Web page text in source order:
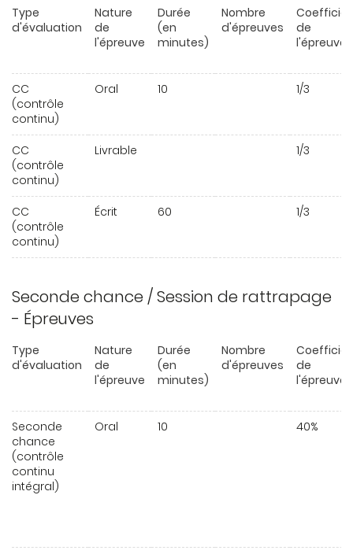
Type
d'évaluation
Nature
de
l'épreuve
Durée
(en
minutes)
Nombre
d'épreuves
de
l'épreuve
CC
(contrôle
continu)
Oral 10 1/3
CC
(contrôle
continu)
Livrable 1/3
CC
(contrôle
continu)
Écrit 60 1/3
Seconde chance / Session de rattrapage
- Épreuves
Type
d'évaluation
Nature
de
l'épreuve
Durée
(en
minutes)
Nombre
d'épreuves
de
l'épreuve
Seconde
chance
(contrôle
continu
intégral)
Oral 10 40%